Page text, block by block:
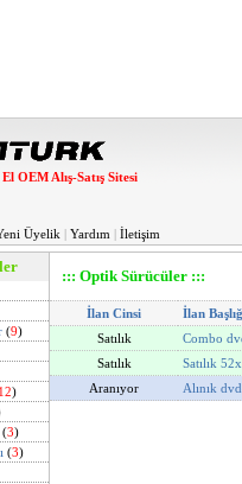
OEM Alış-Satış Sitesi
Üyelik | Yardım | İletişim
(9)
12)
(3)
(3)
::: Optik Sürücüler :::
İlan Cinsi
İlan
Satılık
Combo
Satılık
Satılık
Aranıyor
Alınık